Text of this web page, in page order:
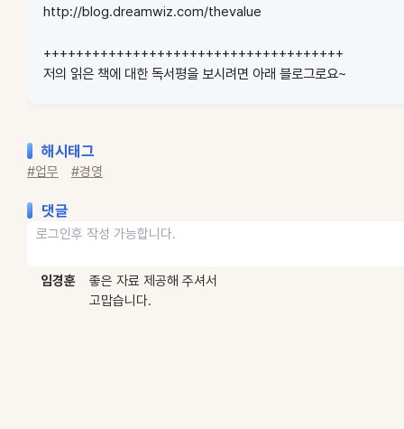
http://blog.dreamwiz.com/thevalue
+++++++++++++++++++++++++++++++++++++
저의 읽은 책에 대한 독서평을 보시려면 아래 블로그로요~
해시태그
#업무 #경영
댓글
임경훈
좋은 자료 제공해 주셔서
고맙습니다.